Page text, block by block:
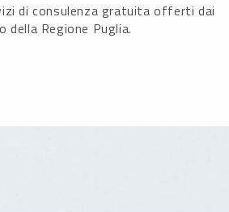
di consulenza gratuita offerti dai
della Regione Puglia.